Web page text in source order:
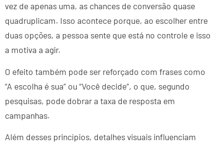
vez de apenas uma, as chances de conversão quase
quadruplicam. Isso acontece porque, ao escolher entre
duas opções, a pessoa sente que está no controle e isso
a motiva a agir.
O efeito também pode ser reforçado com frases como
“A escolha é sua” ou “Você decide”, o que, segundo
pesquisas, pode dobrar a taxa de resposta em
campanhas.
Além desses princípios, detalhes visuais influenciam